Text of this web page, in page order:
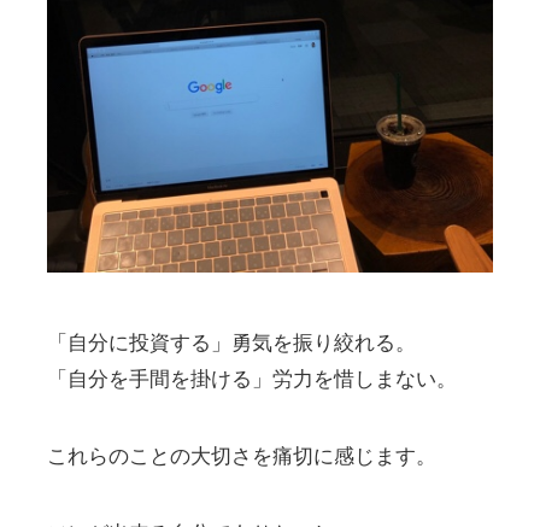
「自分に投資する」勇気を振り絞れる。
「自分を手間を掛ける」労力を惜しまない。
これらのことの大切さを痛切に感じます。